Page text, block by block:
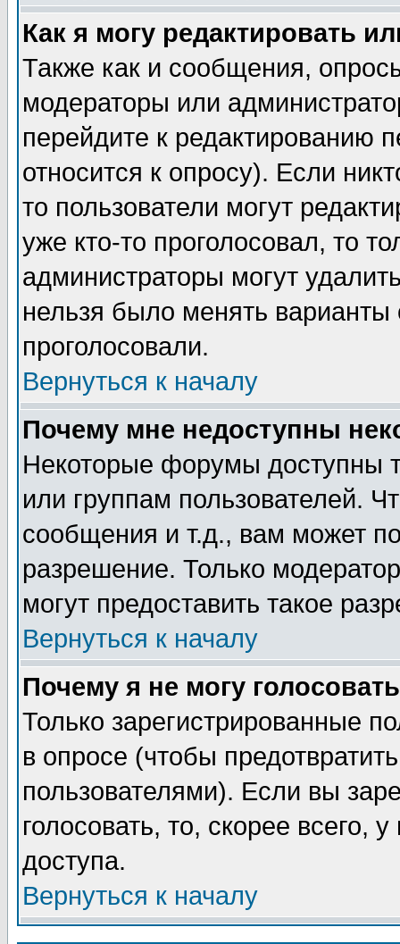
Как я могу редактировать
Также как и сообщения,
модераторы или
перейдите к редактированию
относится к опросу). Если
то пользователи могут
уже кто-то проголосовал, то
администраторы могут
нельзя было менять
проголосовали.
Вернуться к началу
Почему мне недоступны
Некоторые форумы доступны
или группам пользователей.
сообщения и т.д., вам может
разрешение. Только
могут предоставить такое
Вернуться к началу
Почему я не могу
Только зарегистрированные
в опросе (чтобы
пользователями). Если вы
голосовать, то, скорее всего,
доступа.
Вернуться к началу